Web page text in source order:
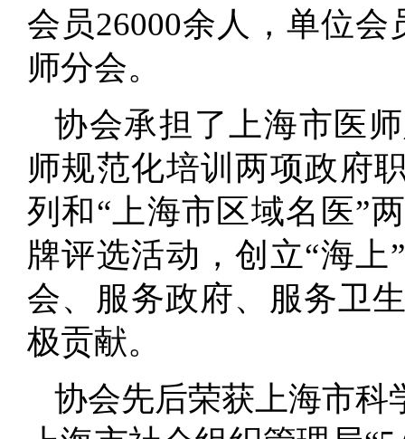
会员26000余人，单位
师分会。
协会承担了上海市医
师规范化培训两项政府
列和“上海市区域名医”
牌评选活动，创立“海
会、服务政府、服务卫
极贡献。
协会先后荣获上海市科